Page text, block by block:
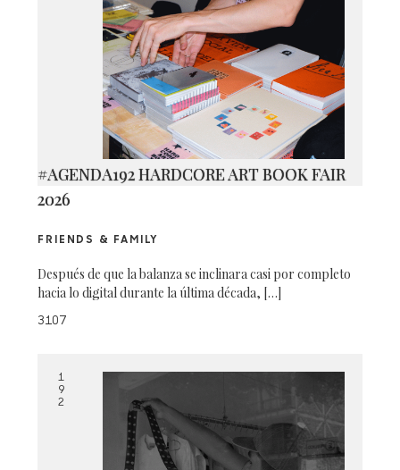
#AGENDA192 HARDCORE ART BOOK FAIR
2026
FRIENDS & FAMILY
Después de que la balanza se inclinara casi por completo
hacia lo digital durante la última década, […]
3107
1
9
2